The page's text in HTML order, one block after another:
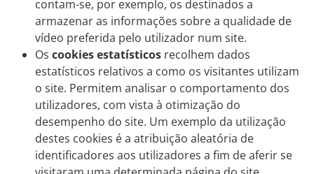
contam-se, por exemplo, os destinados a
armazenar as informações sobre a qualidade de
vídeo preferida pelo utilizador num site.
Os cookies estatísticos recolhem dados
estatísticos relativos a como os visitantes utilizam
o site. Permitem analisar o comportamento dos
utilizadores, com vista à otimização do
desempenho do site. Um exemplo da utilização
destes cookies é a atribuição aleatória de
identificadores aos utilizadores a fim de aferir se